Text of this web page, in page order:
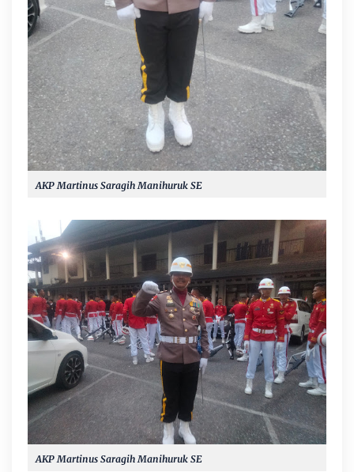
AKP Martinus Saragih Manihuruk SE
AKP Martinus Saragih Manihuruk SE